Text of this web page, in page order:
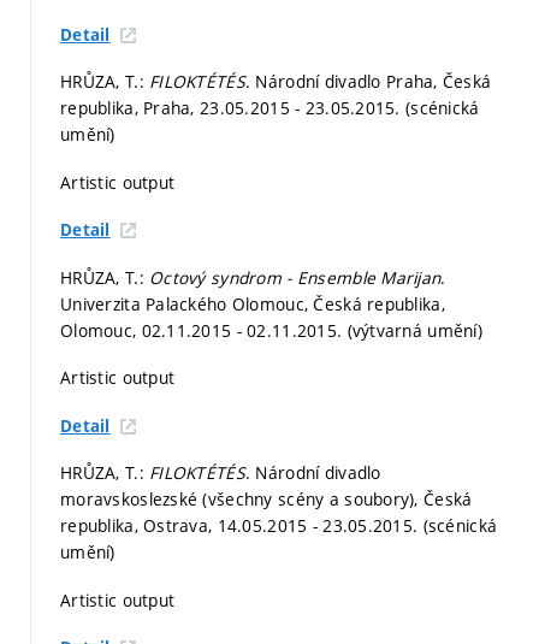
Detail
HRŮZA, T.: FILOKTÉTÉS. Národní divadlo Praha, Česká
republika, Praha, 23.05.2015 - 23.05.2015. (scénická
umění)
Artistic output
Detail
HRŮZA, T.: Octový syndrom - Ensemble Marijan.
Univerzita Palackého Olomouc, Česká republika,
Olomouc, 02.11.2015 - 02.11.2015. (výtvarná umění)
Artistic output
Detail
HRŮZA, T.: FILOKTÉTÉS. Národní divadlo
moravskoslezské (všechny scény a soubory), Česká
republika, Ostrava, 14.05.2015 - 23.05.2015. (scénická
umění)
Artistic output